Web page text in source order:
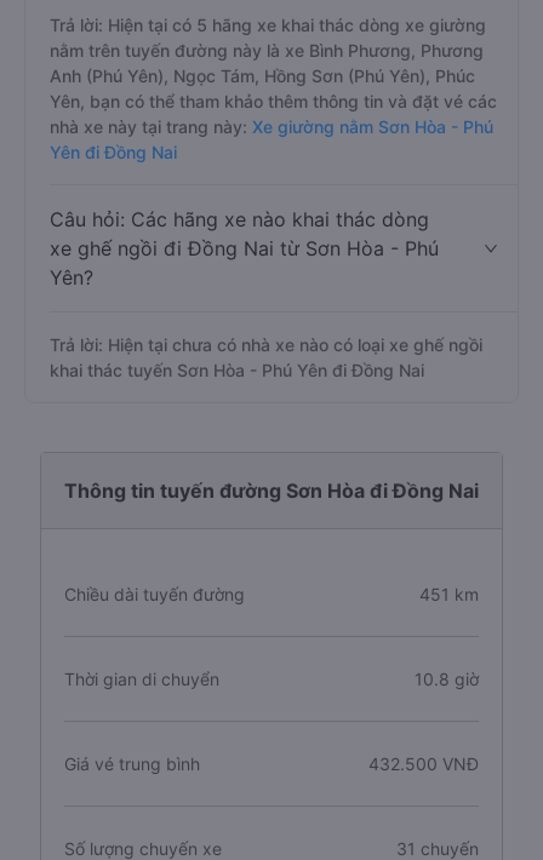
Trả lời: Hiện tại có 5 hãng xe khai thác dòng xe giường
nằm trên tuyến đường này là xe Bình Phương, Phương
Anh (Phú Yên), Ngọc Tám, Hồng Sơn (Phú Yên), Phúc
Yên, bạn có thể tham khảo thêm thông tin và đặt vé các
nhà xe này tại trang này: Xe giường nằm Sơn Hòa - Phú
Yên đi Đồng Nai
Câu hỏi: Các hãng xe nào khai thác dòng
xe ghế ngồi đi Đồng Nai từ Sơn Hòa - Phú
Yên?
Trả lời: Hiện tại chưa có nhà xe nào có loại xe ghế ngồi
khai thác tuyến Sơn Hòa - Phú Yên đi Đồng Nai
Thông tin tuyến đường Sơn Hòa đi Đồng Nai
Chiều dài tuyến đường 451 km
Thời gian di chuyển 10.8 giờ
Giá vé trung bình 432.500 VNĐ
Số lượng chuyến xe 31 chuyến